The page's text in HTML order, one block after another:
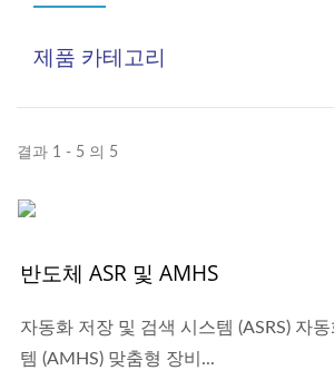
제품 카테고리
결과 1 - 5 의 5
반도체 ASR 및 AMHS
자동화 저장 및 검색 시스템 (ASRS) 자
템 (AMHS) 맞춤형 장비...